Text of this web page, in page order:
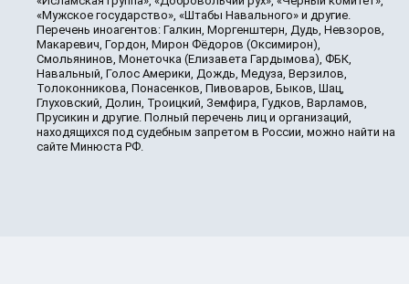
«Мужское государство», «Штабы Навального» и другие.
Перечень иноагентов: Галкин, Моргенштерн, Дудь, Невзоров,
Макаревич, Гордон, Мирон Фёдоров (Оксимирон),
Смольянинов, Монеточка (Елизавета Гардымова), ФБК,
Навальный, Голос Америки, Дождь, Медуза, Верзилов,
Толоконникова, Понасенков, Пивоваров, Быков, Шац,
Глуховский, Долин, Троицкий, Земфира, Гудков, Варламов,
Прусикин и другие. Полный перечень лиц и организаций,
находящихся под судебным запретом в России, можно найти на
сайте Минюста РФ.